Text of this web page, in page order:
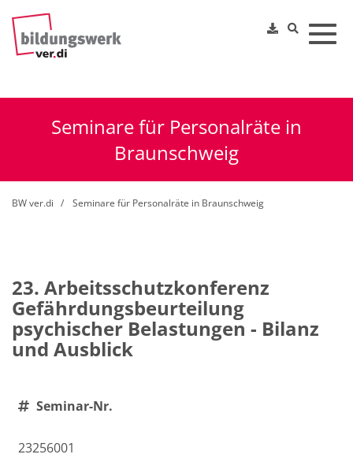
Seminare für Personalräte in
Braunschweig
BW ver.di Seminare für Personalräte in Braunschweig
23. Arbeitsschutzkonferenz
Gefährdungsbeurteilung
psychischer Belastungen - Bilanz
und Ausblick
Seminar-Nr.
23256001